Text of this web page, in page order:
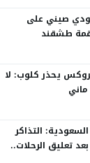
صيني على
طشقند
يحذر كلوب: لا
التذاكر
تعليق الرحلات..